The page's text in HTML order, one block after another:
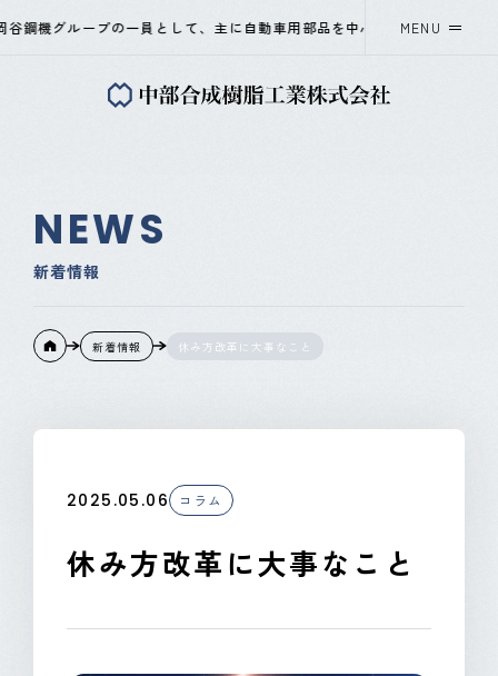
グループの一員として、主に自動車用部品を中心に、プラスチック射
MENU
中部合成樹脂工業について
会社概要
ニュース
OKAYA&CO.,LTD Instagram
NEWS
新着情報
新着情報 休み方改革に大事なこと
2025.05.06 コラム
休み方改革に大事なこと